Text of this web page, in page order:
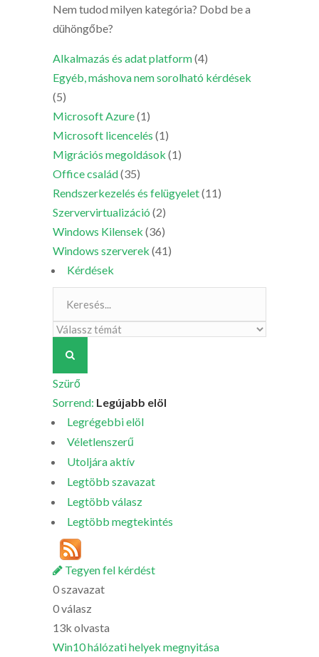
Nem tudod milyen kategória? Dobd be a
dühöngőbe?
Alkalmazás és adat platform(4)
Egyéb, máshova nem sorolható kérdések
(5)
Microsoft Azure(1)
Microsoft licencelés (1)
Migrációs megoldások (1)
Office család(35)
Rendszerkezelés és felügyelet(11)
Szervervirtualizáció (2)
Windows Kilensek (36)
Windows szerverek (41)
Kérdések
Szürő
Sorrend: Legújabb elöl
Legrégebbi elöl
Véletlenszerű
Utoljára aktív
Legtöbb szavazat
Legtöbb válasz
Legtöbb megtekintés
Tegyen fel kérdést
0szavazat
0válasz
13k olvasta
Win10 hálózati helyek megnyitása